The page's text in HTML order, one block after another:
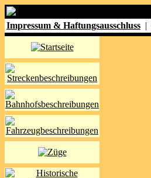
Impressum & Haftungsausschluss |